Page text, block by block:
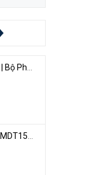
ZTE U60 Pro | Bộ Phát 5G Cầm Tay Tích Hợp Công Nghệ WiFi 7, Pin 10000mAh
Mobifone 12MDT150 | Sim Chuyên 4G Mobifone Dung Lượng Cao 500GB/Tháng Gói 1 Năm